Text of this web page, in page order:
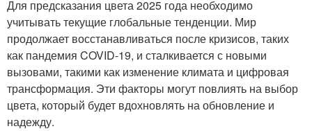
Для предсказания цвета 2025 года необходимо
учитывать текущие глобальные тенденции. Мир
продолжает восстанавливаться после кризисов, таких
как пандемия COVID-19, и сталкивается с новыми
вызовами, такими как изменение климата и цифровая
трансформация. Эти факторы могут повлиять на выбор
цвета, который будет вдохновлять на обновление и
надежду.